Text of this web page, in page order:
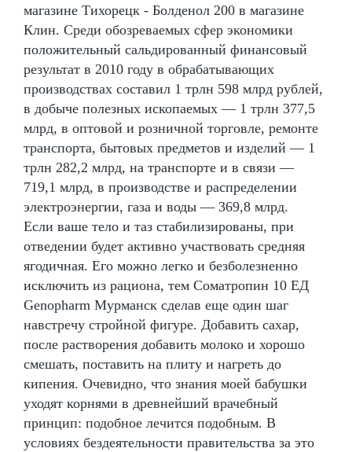
магазине Тихорецк - Болденол 200 в магазине
Клин. Среди обозреваемых сфер экономики
положительный сальдированный финансовый
результат в 2010 году в обрабатывающих
производствах составил 1 трлн 598 млрд рублей,
в добыче полезных ископаемых — 1 трлн 377,5
млрд, в оптовой и розничной торговле, ремонте
транспорта, бытовых предметов и изделий — 1
трлн 282,2 млрд, на транспорте и в связи —
719,1 млрд, в производстве и распределении
электроэнергии, газа и воды — 369,8 млрд.
Если ваше тело и таз стабилизированы, при
отведении будет активно участвовать средняя
ягодичная. Его можно легко и безболезненно
исключить из рациона, тем Соматропин 10 ЕД
Genopharm Мурманск сделав еще один шаг
навстречу стройной фигуре. Добавить сахар,
после растворения добавить молоко и хорошо
смешать, поставить на плиту и нагреть до
кипения. Очевидно, что знания моей бабушки
уходят корнями в древнейший врачебный
принцип: подобное лечится подобным. В
условиях бездеятельности правительства за это